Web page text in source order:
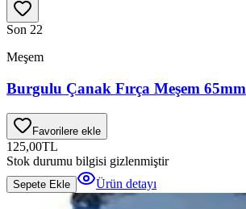
Son 22
Meşem
Burgulu Çanak Fırça Meşem 65mm
Favorilere ekle
125,00TL
Stok durumu bilgisi gizlenmiştir
Sepete Ekle Ürün detayı